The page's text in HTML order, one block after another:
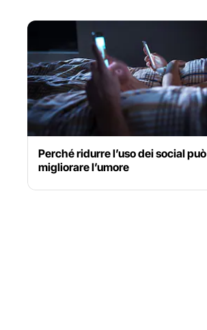
Perché ridurre l’uso dei social può
migliorare l’umore